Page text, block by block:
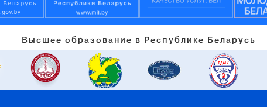
Высшее образование в Республике Беларусь